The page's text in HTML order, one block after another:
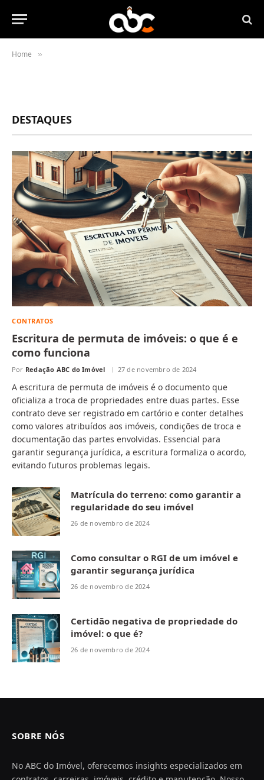
Home »
DESTAQUES
CONTRATOS
Escritura de permuta de imóveis: o que é e
como funciona
Por Redação ABC do Imóvel 27 de novembro de 2024
A escritura de permuta de imóveis é o documento que
oficializa a troca de propriedades entre duas partes. Esse
contrato deve ser registrado em cartório e conter detalhes
como valores atribuídos aos imóveis, condições de troca e
documentação das partes envolvidas. Essencial para
garantir segurança jurídica, a escritura formaliza o acordo,
evitando futuros problemas legais.
Matrícula do terreno: como garantir a
regularidade do seu imóvel
26 de novembro de 2024
Como consultar o RGI de um imóvel e
garantir segurança jurídica
26 de novembro de 2024
Certidão negativa de propriedade do
imóvel: o que é?
26 de novembro de 2024
SOBRE NÓS
No ABC do Imóvel, oferecemos insights especializados em